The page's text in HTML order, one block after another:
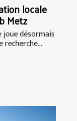
locale
Metz
désormais